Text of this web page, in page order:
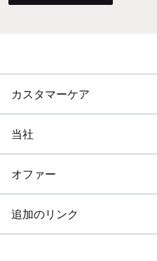
カスタマーケア
当社
オファー
追加のリンク